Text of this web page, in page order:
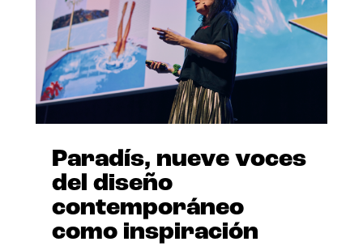
Paradís, nueve voces
del diseño
contemporáneo
como inspiración